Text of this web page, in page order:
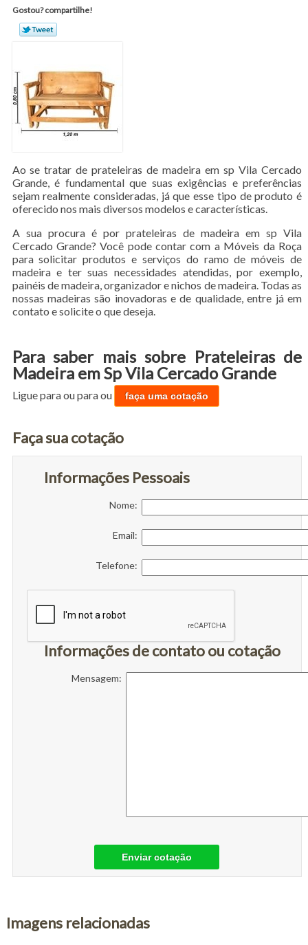
Gostou? compartilhe!
Ao se tratar de prateleiras de madeira em sp Vila Cercado
Grande, é fundamental que suas exigências e preferências
sejam realmente consideradas, já que esse tipo de produto é
oferecido nos mais diversos modelos e características.
A sua procura é por prateleiras de madeira em sp Vila
Cercado Grande? Você pode contar com a Móveis da Roça
para solicitar produtos e serviços do ramo de móveis de
madeira e ter suas necessidades atendidas, por exemplo,
painéis de madeira, organizador e nichos de madeira. Todas as
nossas madeiras são inovadoras e de qualidade, entre já em
contato e solicite o que deseja.
Para saber mais sobre Prateleiras de
Madeira em Sp Vila Cercado Grande
Ligue paraou paraou faça uma cotação
Faça sua cotação
Informações Pessoais
Nome:
Email:
Telefone:
Informações de contato ou cotação
Mensagem:
Enviar cotação
Imagens relacionadas